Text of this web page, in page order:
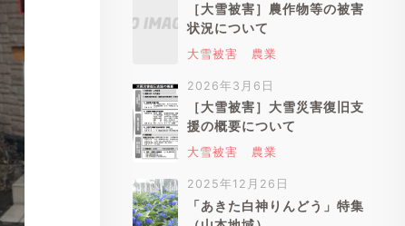
［大雪被害］農作物等の被害
状況について
大雪被害 農業
2026年3月6日
［大雪被害］大雪災害復旧支
援の概要について
大雪被害 農業
2025年12月26日
「あきた白神りんどう」特集